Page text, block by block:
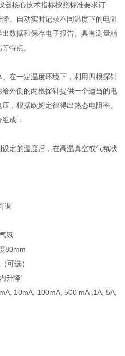
器核心技术指标按照标准要求订
、自动实时记录不同温度下的电阻
数据和保存电子报告。具有测量精
特点。
在一定温度环境下，利用四根探针
外侧的两根探针提供一个适当的电
，根据欧姆定律得出热态电阻率。
成：
定的温度后，在高温真空或气氛状
调
氛
80mm
可选）
升降
10mA, 100mA, 500 mA ,1A, 5A,